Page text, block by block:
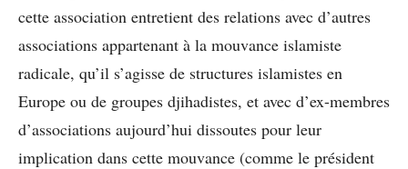
cette association entretient des relations avec d’autres
associations appartenant à la mouvance islamiste
radicale, qu’il s’agisse de structures islamistes en
Europe ou de groupes djihadistes, et avec d’ex-membres
d’associations aujourd’hui dissoutes pour leur
implication dans cette mouvance (comme le président